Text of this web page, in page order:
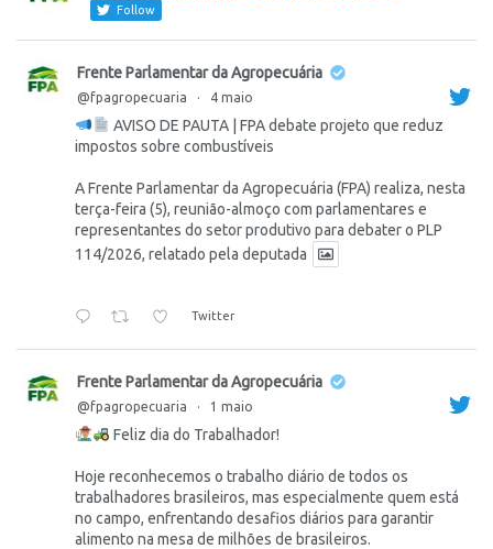
Follow
Frente Parlamentar da Agropecuária
@fpagropecuaria · 4 maio
AVISO DE PAUTA | FPA debate projeto que reduz
impostos sobre combustíveis
A Frente Parlamentar da Agropecuária (FPA) realiza, nesta
terça-feira (5), reunião-almoço com parlamentares e
representantes do setor produtivo para debater o PLP
114/2026, relatado pela deputada
Twitter
Frente Parlamentar da Agropecuária
@fpagropecuaria · 1 maio
Feliz dia do Trabalhador!
Hoje reconhecemos o trabalho diário de todos os
trabalhadores brasileiros, mas especialmente quem está
no campo, enfrentando desafios diários para garantir
alimento na mesa de milhões de brasileiros.